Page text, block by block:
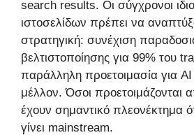
search results. Οι σύγχρονοι
ιστοσελίδων πρέπει να
στρατηγική: συνέχιση
βελτιστοποίησης για 99% του
παράλληλη προετοιμασία για
μέλλον. Όσοι προετοιμάζονται
έχουν σημαντικό πλεονέκτημα
γίνει mainstream.